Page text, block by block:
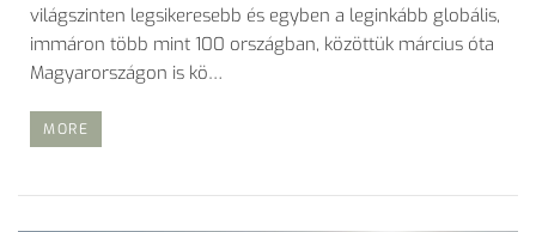
világszinten legsikeresebb és egyben a leginkább globális,
immáron több mint 100 országban, közöttük március óta
Magyarországon is kö…
MORE